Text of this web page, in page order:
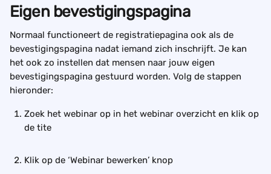
Eigen bevestigingspagina
Normaal functioneert de registratiepagina ook als de
bevestigingspagina nadat iemand zich inschrijft. Je kan
het ook zo instellen dat mensen naar jouw eigen
bevestigingspagina gestuurd worden. Volg de stappen
hieronder:
Zoek het webinar op in het webinar overzicht en klik op
de tite
Klik op de ‘Webinar bewerken’ knop